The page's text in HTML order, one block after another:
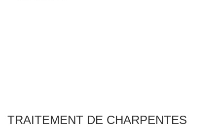
TRAITEMENT DE CHARPENTES